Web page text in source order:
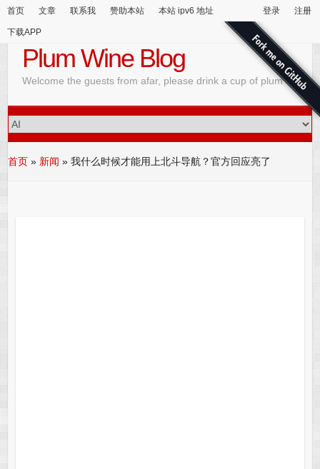
首页 文章 联系我 赞助本站 本站 ipv6 地址
下载APP
登录 注册
Plum Wine Blog
Welcome the guests from afar, please drink a cup of plum wine
首页 » 新闻 »我什么时候才能用上北斗导航？官方回应亮了